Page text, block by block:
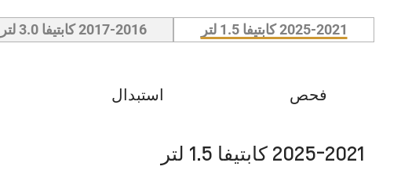
2025-2021 كابتيفا 1.5 لتر 2017-2016 كابتيفا 3.0 لتر
فحص استبدال
2025-2021 كابتيفا 1.5 لتر